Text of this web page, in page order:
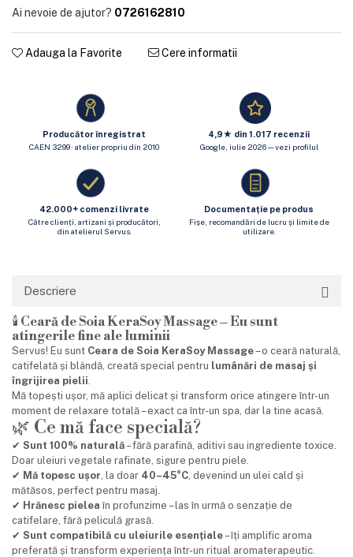
Ai nevoie de ajutor? 0726162810
Adauga la Favorite Cere informatii
Producător înregistrat
CAEN 3299 · atelier propriu din 2010
4,9★ din 1.017 recenzii
Google, iulie 2026 — vezi profilul
42.000+ comenzi livrate
Către clienți, artizani și producători,
din atelierul Servus.
Documentație pe produs
Fișe, recomandări de lucru și limite de
utilizare.
Descriere
🕯️Ceară de Soia KeraSoy Massage – Eu sunt
atingerile fine ale luminii
Servus! Eu sunt Ceara de Soia KeraSoy Massage– o ceară naturală,
catifelată și blândă, creată special pentru lumânări de masaj și
îngrijirea pielii.
Mă topești ușor, mă aplici delicat și transform orice atingere într-un
moment de relaxare totală – exact ca într-un spa, dar la tine acasă.
🌿 Ce mă face specială?
✔ Sunt 100% naturală– fără parafină, aditivi sau ingrediente toxice.
Doar uleiuri vegetale rafinate, sigure pentru piele.
✔ Mă topesc ușor, la doar 40–45°C, devenind un ulei cald și
mătăsos, perfect pentru masaj.
✔ Hrănesc pielea în profunzime – las în urmă o senzație de
catifelare, fără peliculă grasă.
✔ Sunt compatibilă cu uleiurile esențiale– îți amplific aroma
preferată și transform experiența într-un ritual aromaterapeutic.